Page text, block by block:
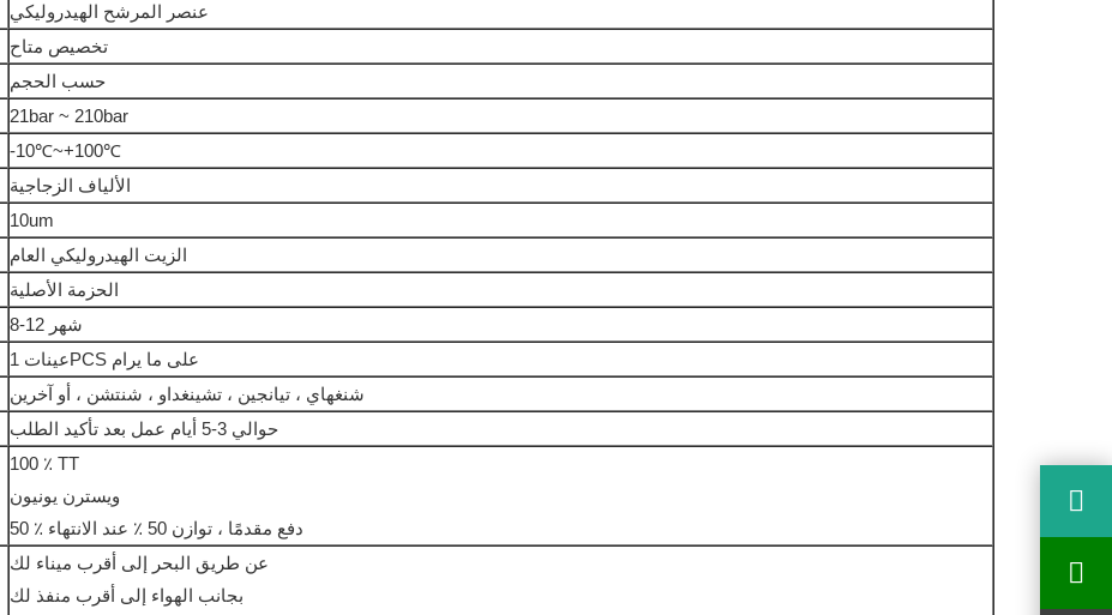
عنصر المرشح الهيدروليكي
تخصيص متاح
حسب الحجم
21bar ~ 210bar
-10℃~+100℃
الألياف الزجاجية
10um
الزيت الهيدروليكي العام
الحزمة الأصلية
8-12 شهر
عينات 1PCS على ما يرام
شنغهاي ، تيانجين ، تشينغداو ، شنتشن ، أو آخرين
حوالي 3-5 أيام عمل بعد تأكيد الطلب
100 ٪ TT
ويسترن يونيون
50 ٪ دفع مقدمًا ، توازن 50 ٪ عند الانتهاء
عن طريق البحر إلى أقرب ميناء لك
بجانب الهواء إلى أقرب منفذ لك